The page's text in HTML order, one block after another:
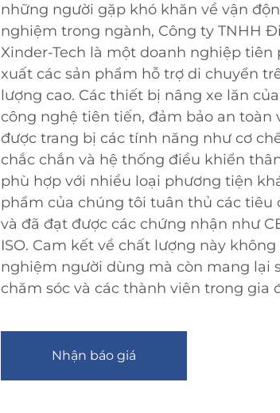
những người gặp khó khăn về vận
nghiệm trong ngành, Công ty TNHH
Xinder-Tech là một doanh nghiệp tiên
xuất các sản phẩm hỗ trợ di chuyển
lượng cao. Các thiết bị nâng xe lăn
công nghệ tiên tiến, đảm bảo an toàn
được trang bị các tính năng như cơ
chắc chắn và hệ thống điều khiển
phù hợp với nhiều loại phương tiện
phẩm của chúng tôi tuân thủ các tiêu
và đã đạt được các chứng nhận như
ISO. Cam kết về chất lượng này
nghiệm người dùng mà còn mang lại
chăm sóc và các thành viên trong gia
Nhận báo giá